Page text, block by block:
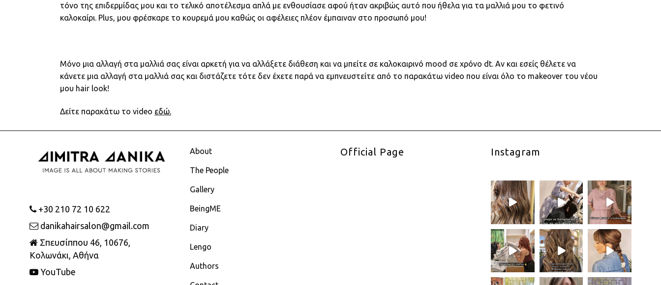
τόνο της επιδερμίδας μου και το τελικό αποτέλεσμα απλά με ενθουσίασε αφού ήταν ακριβώς αυτό που ήθελα για τα μαλλιά μου το φετινό
καλοκαίρι. Plus, μου φρέσκαρε το κουρεμά μου καθώς οι αφέλειες πλέον έμπαιναν στο προσωπό μου!
Μόνο μια αλλαγή στα μαλλιά σας είναι αρκετή για να αλλάξετε διάθεση και να μπείτε σε καλοκαιρινό mood σε χρόνο dt. Αν και εσείς θέλετε να
κάνετε μια αλλαγή στα μαλλιά σας και διστάζετε τότε δεν έχετε παρά να εμπνευστείτε από το παρακάτω video που είναι όλο το makeover του νέου
μου hair look!
Δείτε παρακάτω το video εδώ.
+30 210 72 10 622
danikahairsalon@gmail.com
Σπευσίππου 46, 10676,
Κολωνάκι, Αθήνα
YouTube
About
The People
Gallery
BeingME
Diary
Lengo
Authors
Official Page Instagram